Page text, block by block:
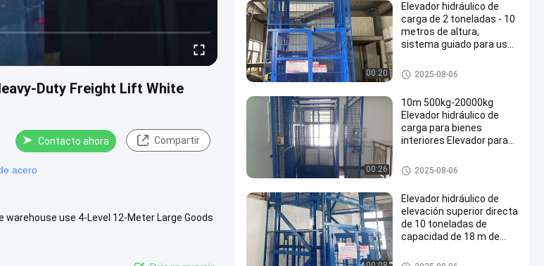
Duty Freight Lift White
Contacto ahora Compartir
acero
use 4-Level 12-Meter Large Goods
00:20
Elevador hidráulico de
carga de 2 toneladas - 10
metros de altura,
sistema guiado para uso
construcción
Elevador de carga hidráulico
2025-08-06
00:26
10m 500kg-20000kg
Elevador hidráulico de
carga para bienes
interiores Elevador para
hidráulico de bienes
Elevador de plataforma de car
ga
2025-08-06
Elevador hidráulico de
elevación superior directa
de 10 toneladas de
capacidad de 18 m de
mercancías de piso a
Elevador de plataforma de car